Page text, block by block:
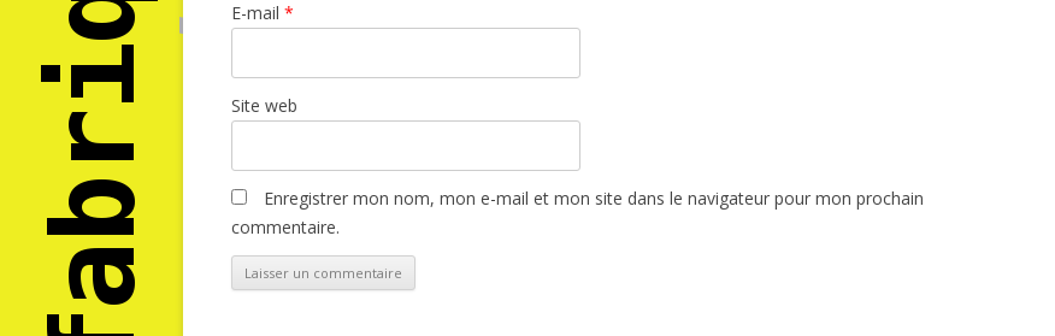
E-mail *
Site web
Enregistrer mon nom, mon e-mail et mon site dans le navigateur pour mon prochain
commentaire.